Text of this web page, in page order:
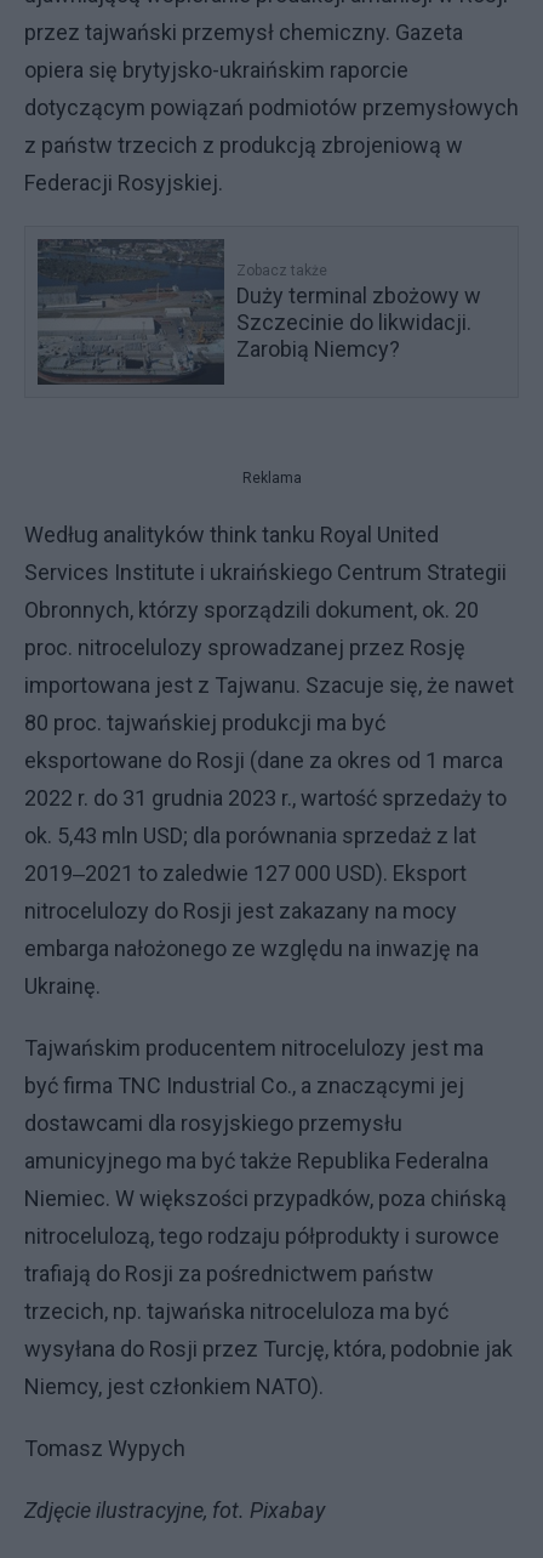
przez tajwański przemysł chemiczny. Gazeta
opiera się brytyjsko-ukraińskim raporcie
dotyczącym powiązań podmiotów przemysłowych
z państw trzecich z produkcją zbrojeniową w
Federacji Rosyjskiej.
Zobacz także
Duży terminal zbożowy w
Szczecinie do likwidacji.
Zarobią Niemcy?
Reklama
Według analityków think tanku Royal United
Services Institute i ukraińskiego Centrum Strategii
Obronnych, którzy sporządzili dokument, ok. 20
proc. nitrocelulozy sprowadzanej przez Rosję
importowana jest z Tajwanu. Szacuje się, że nawet
80 proc. tajwańskiej produkcji ma być
eksportowane do Rosji (dane za okres od 1 marca
2022 r. do 31 grudnia 2023 r., wartość sprzedaży to
ok. 5,43 mln USD; dla porównania sprzedaż z lat
2019‒2021 to zaledwie 127 000 USD). Eksport
nitrocelulozy do Rosji jest zakazany na mocy
embarga nałożonego ze względu na inwazję na
Ukrainę.
Tajwańskim producentem nitrocelulozy jest ma
być firma TNC Industrial Co., a znaczącymi jej
dostawcami dla rosyjskiego przemysłu
amunicyjnego ma być także Republika Federalna
Niemiec. W większości przypadków, poza chińską
nitrocelulozą, tego rodzaju półprodukty i surowce
trafiają do Rosji za pośrednictwem państw
trzecich, np. tajwańska nitroceluloza ma być
wysyłana do Rosji przez Turcję, która, podobnie jak
Niemcy, jest członkiem NATO).
Tomasz Wypych
Zdjęcie ilustracyjne, fot. Pixabay